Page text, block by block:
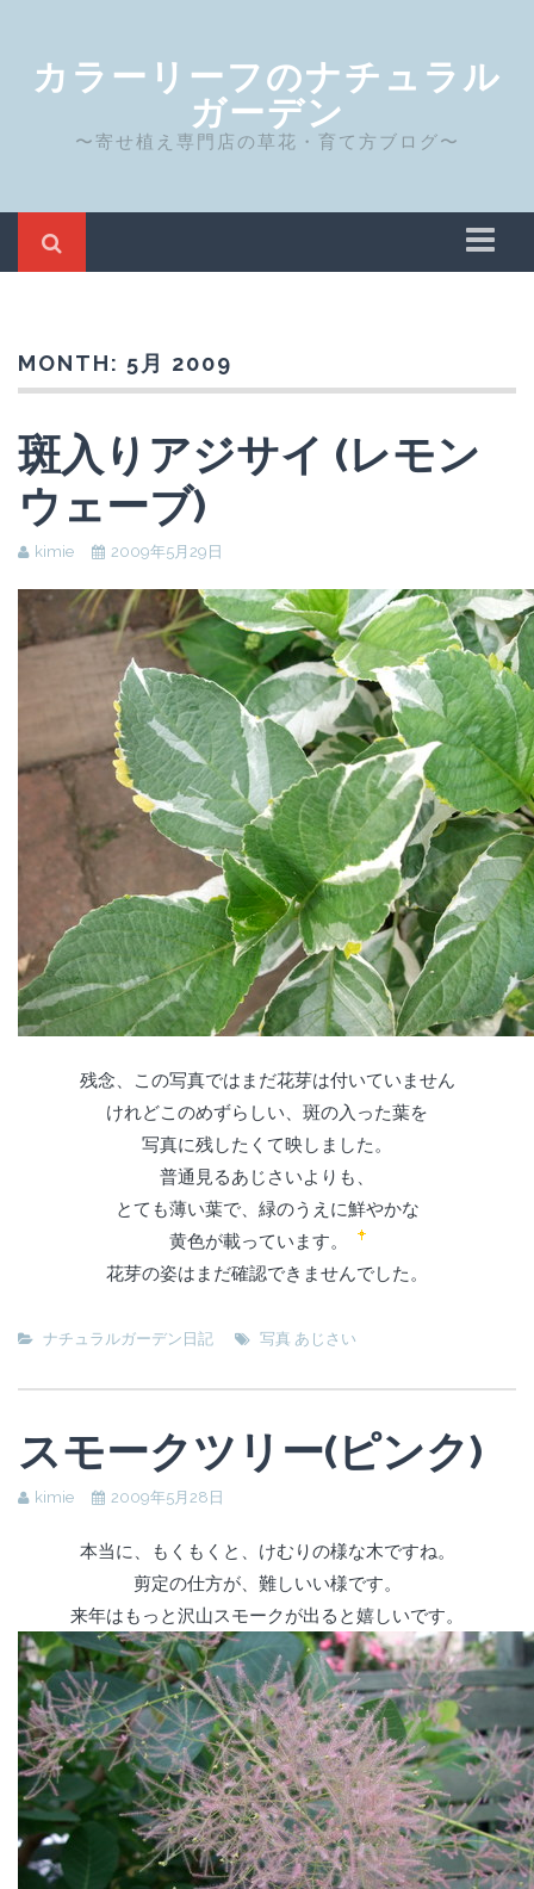
カラーリーフのナチュラル
ガーデン
〜寄せ植え専門店の草花・育て方ブログ〜
サイト運営者について
MONTH: 5月 2009
斑入りアジサイ (レモン
ウェーブ)
kimie 2009年5月29日
残念、この写真ではまだ花芽は付いていません
けれどこのめずらしい、斑の入った葉を
写真に残したくて映しました。
普通見るあじさいよりも、
とても薄い葉で、緑のうえに鮮やかな
黄色が載っています。
花芽の姿はまだ確認できませんでした。
ナチュラルガーデン日記 写真 あじさい
スモークツリー(ピンク)
kimie 2009年5月28日
本当に、もくもくと、けむりの様な木ですね。
剪定の仕方が、難しいい様です。
来年はもっと沢山スモークが出ると嬉しいです。